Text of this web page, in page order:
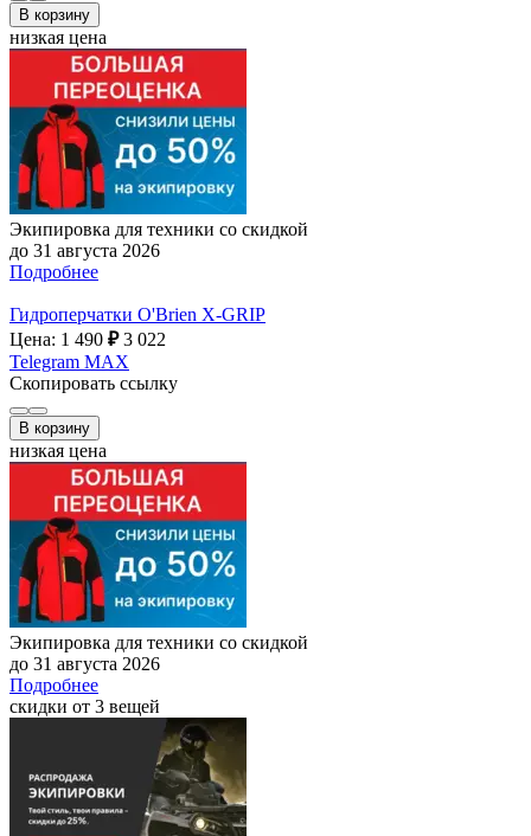
В корзину
низкая цена
Экипировка для техники со скидкой
до 31 августа 2026
Подробнее
Гидроперчатки O'Brien X-GRIP
Цена: 1 490 ₽ 3 022
Telegram MAX
Скопировать ссылку
В корзину
низкая цена
Экипировка для техники со скидкой
до 31 августа 2026
Подробнее
скидки от 3 вещей